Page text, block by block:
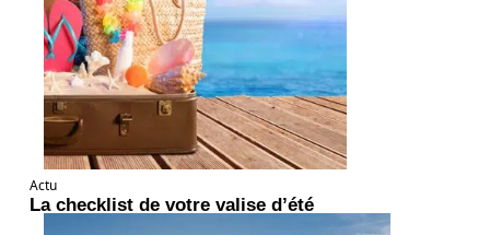
Actu
La checklist de votre valise d’été